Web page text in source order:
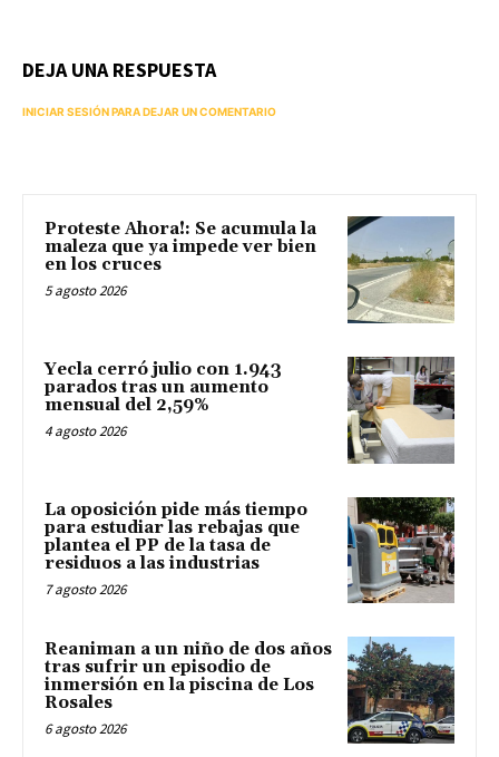
DEJA UNA RESPUESTA
INICIAR SESIÓN PARA DEJAR UN COMENTARIO
Proteste Ahora!: Se acumula la
maleza que ya impede ver bien
en los cruces
5 agosto 2026
Yecla cerró julio con 1.943
parados tras un aumento
mensual del 2,59%
4 agosto 2026
La oposición pide más tiempo
para estudiar las rebajas que
plantea el PP de la tasa de
residuos a las industrias
7 agosto 2026
Reaniman a un niño de dos años
tras sufrir un episodio de
inmersión en la piscina de Los
Rosales
6 agosto 2026